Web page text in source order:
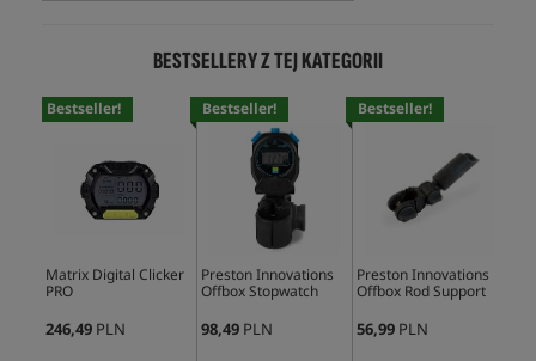
BESTSELLERY Z TEJ KATEGORII
Bestseller!
Matrix Digital Clicker
PRO
246,49 PLN
Bestseller!
Preston Innovations
Offbox Stopwatch
98,49 PLN
Bestseller!
Preston Innovations
Offbox Rod Support
56,99 PLN